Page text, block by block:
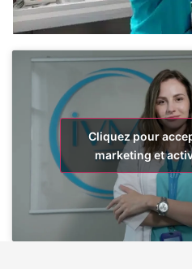
Cliquez pour
marketing et